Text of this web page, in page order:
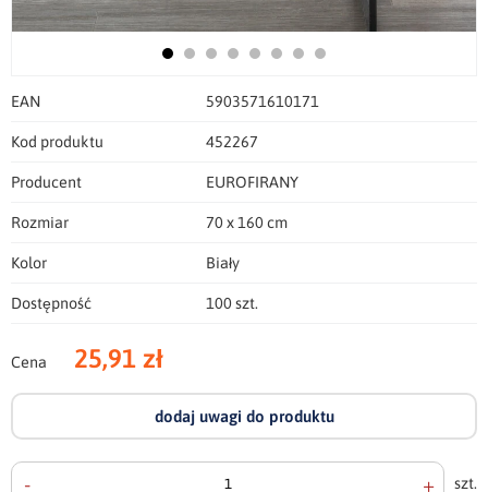
EAN 5903571610171
Kod produktu 452267
Producent EUROFIRANY
Rozmiar 70 x 160 cm
Kolor Biały
Dostępność 100 szt.
Cena 25,91 zł
dodaj uwagi do produktu
- + szt.